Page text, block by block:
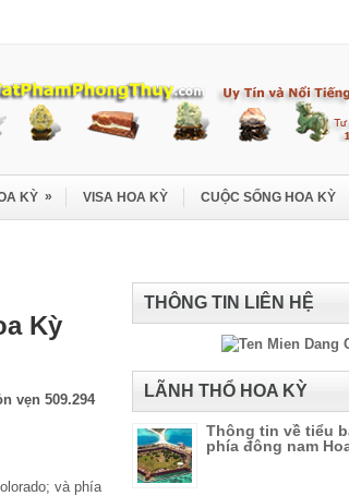
KỲ » VISA HOA KỲ CUỘC SỐNG HOA KỲ
Kỳ
vẹn 509.294
và phía
THÔNG TIN LIÊN HỆ
LÃNH THỔ HOA KỲ
Thông tin về tiểu
phía đông nam